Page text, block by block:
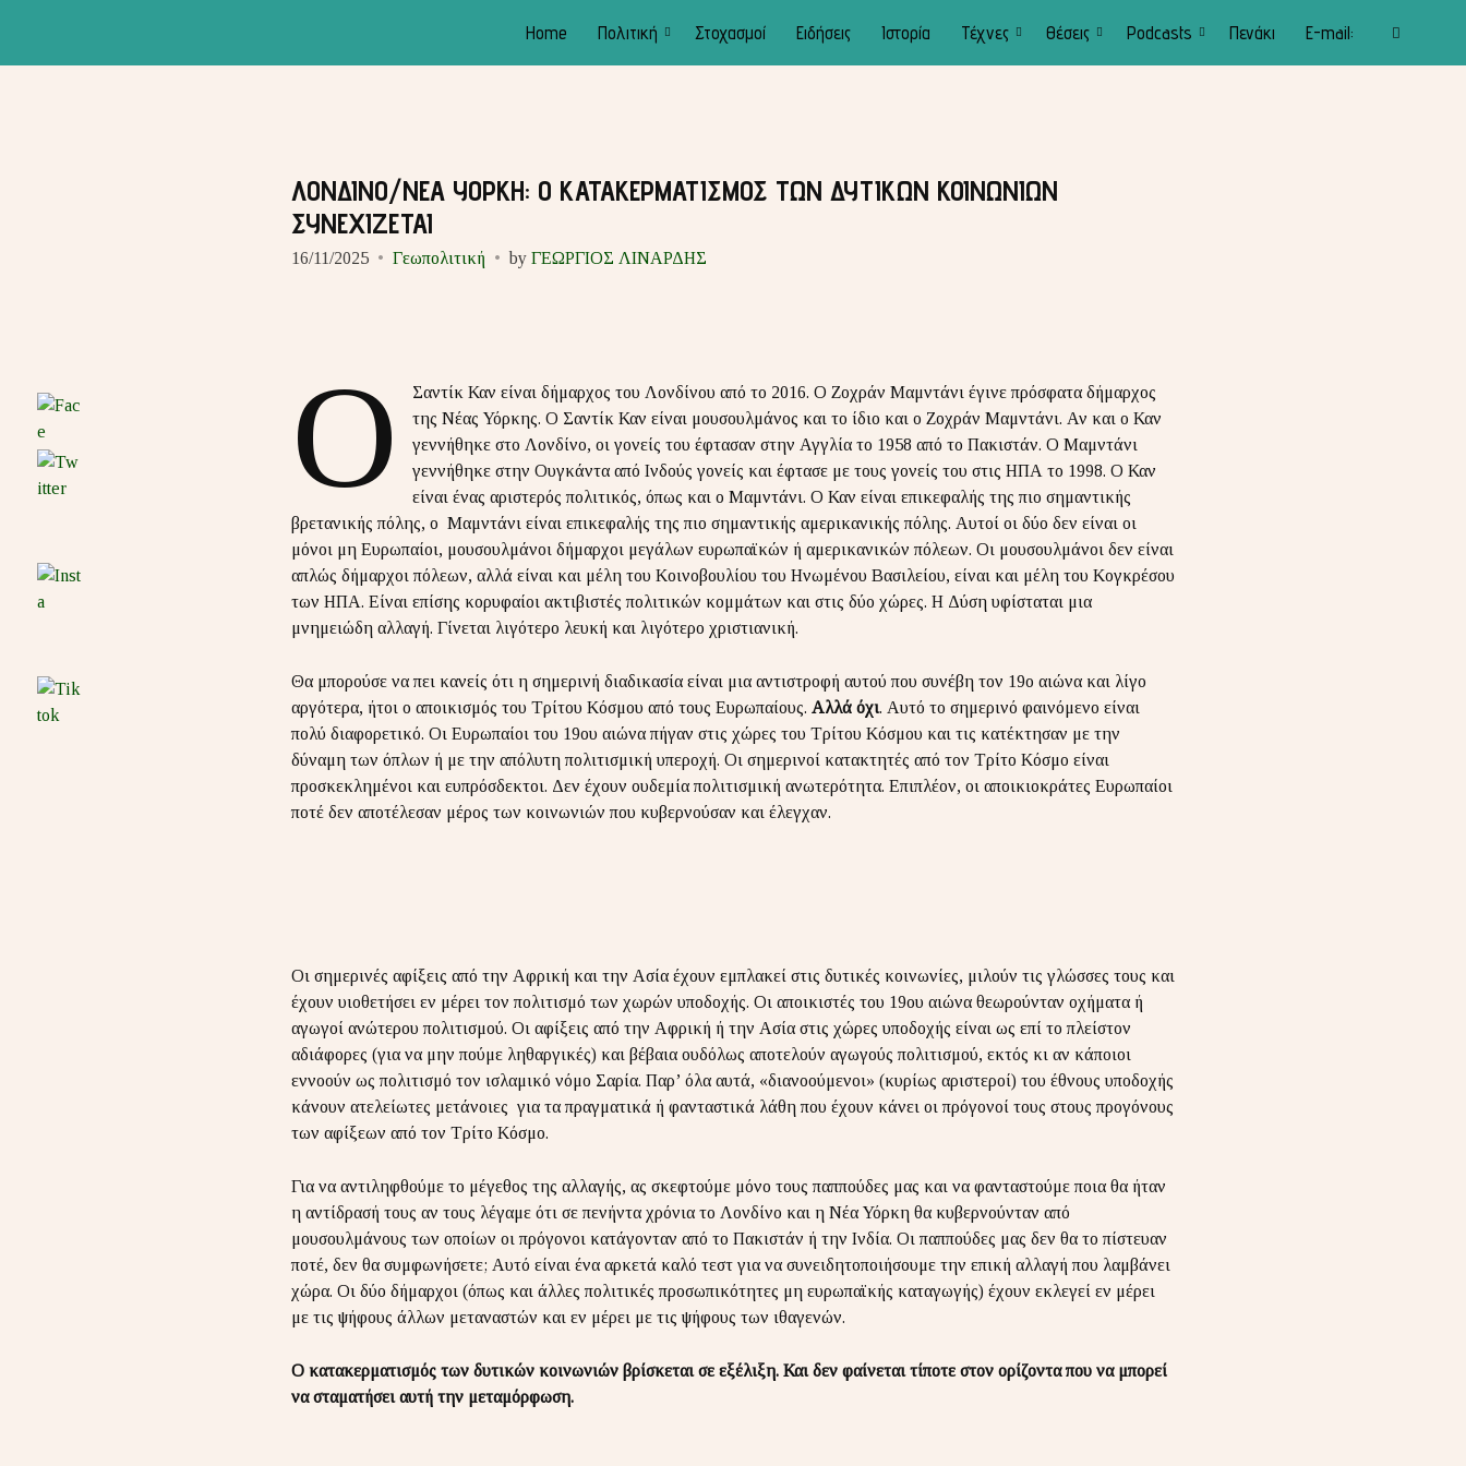
Home Πολιτική Στοχασμοί Ειδήσεις Ιστορία Τέχνες Θέσεις Podcasts Πενάκι E-mail:
p
ΛΟΝΔΙΝΟ/ΝΕΑ ΥΟΡΚΗ: Ο ΚΑΤΑΚΕΡΜΑΤΙΣΜΟΣ ΤΩΝ ΔΥΤΙΚΩΝ ΚΟΙΝΩΝΙΩΝ
ΣΥΝΕΧΙΖΕΤΑΙ
16/11/2025 Γεωπολιτική by ΓΕΩΡΓΙΟΣ ΛΙΝΑΡΔΗΣ
Ο
Σαντίκ Καν είναι δήμαρχος του Λονδίνου από το 2016. Ο Ζοχράν Μαμντάνι έγινε πρόσφατα δήμαρχος
της Νέας Υόρκης. Ο Σαντίκ Καν είναι μουσουλμάνος και το ίδιο και ο Ζοχράν Μαμντάνι. Αν και ο Καν
γεννήθηκε στο Λονδίνο, οι γονείς του έφτασαν στην Αγγλία το 1958 από το Πακιστάν. Ο Μαμντάνι
γεννήθηκε στην Ουγκάντα από Ινδούς γονείς και έφτασε με τους γονείς του στις ΗΠΑ το 1998. Ο Καν
είναι ένας αριστερός πολιτικός, όπως και ο Μαμντάνι. Ο Καν είναι επικεφαλής της πιο σημαντικής
βρετανικής πόλης, ο Μαμντάνι είναι επικεφαλής της πιο σημαντικής αμερικανικής πόλης. Αυτοί οι δύο δεν είναι οι
μόνοι μη Ευρωπαίοι, μουσουλμάνοι δήμαρχοι μεγάλων ευρωπαϊκών ή αμερικανικών πόλεων. Οι μουσουλμάνοι δεν είναι
απλώς δήμαρχοι πόλεων, αλλά είναι και μέλη του Κοινοβουλίου του Ηνωμένου Βασιλείου, είναι και μέλη του Κογκρέσου
των ΗΠΑ. Είναι επίσης κορυφαίοι ακτιβιστές πολιτικών κομμάτων και στις δύο χώρες. Η Δύση υφίσταται μια
μνημειώδη αλλαγή. Γίνεται λιγότερο λευκή και λιγότερο χριστιανική.
Θα μπορούσε να πει κανείς ότι η σημερινή διαδικασία είναι μια αντιστροφή αυτού που συνέβη τον 19ο αιώνα και λίγο
αργότερα, ήτοι ο αποικισμός του Τρίτου Κόσμου από τους Ευρωπαίους. Αλλά όχι. Αυτό το σημερινό φαινόμενο είναι
πολύ διαφορετικό. Οι Ευρωπαίοι του 19ου αιώνα πήγαν στις χώρες του Τρίτου Κόσμου και τις κατέκτησαν με την
δύναμη των όπλων ή με την απόλυτη πολιτισμική υπεροχή. Οι σημερινοί κατακτητές από τον Τρίτο Κόσμο είναι
προσκεκλημένοι και ευπρόσδεκτοι. Δεν έχουν ουδεμία πολιτισμική ανωτερότητα. Επιπλέον, οι αποικιοκράτες Ευρωπαίοι
ποτέ δεν αποτέλεσαν μέρος των κοινωνιών που κυβερνούσαν και έλεγχαν.
Οι σημερινές αφίξεις από την Αφρική και την Ασία έχουν εμπλακεί στις δυτικές κοινωνίες, μιλούν τις γλώσσες τους και
έχουν υιοθετήσει εν μέρει τον πολιτισμό των χωρών υποδοχής. Οι αποικιστές του 19ου αιώνα θεωρούνταν οχήματα ή
αγωγοί ανώτερου πολιτισμού. Οι αφίξεις από την Αφρική ή την Ασία στις χώρες υποδοχής είναι ως επί το πλείστον
αδιάφορες (για να μην πούμε ληθαργικές) και βέβαια ουδόλως αποτελούν αγωγούς πολιτισμού, εκτός κι αν κάποιοι
εννοούν ως πολιτισμό τον ισλαμικό νόμο Σαρία. Παρ’ όλα αυτά, «διανοούμενοι» (κυρίως αριστεροί) του έθνους υποδοχής
κάνουν ατελείωτες μετάνοιες για τα πραγματικά ή φανταστικά λάθη που έχουν κάνει οι πρόγονοί τους στους προγόνους
των αφίξεων από τον Τρίτο Κόσμο.
Για να αντιληφθούμε το μέγεθος της αλλαγής, ας σκεφτούμε μόνο τους παππούδες μας και να φανταστούμε ποια θα ήταν
η αντίδρασή τους αν τους λέγαμε ότι σε πενήντα χρόνια το Λονδίνο και η Νέα Υόρκη θα κυβερνούνταν από
μουσουλμάνους των οποίων οι πρόγονοι κατάγονταν από το Πακιστάν ή την Ινδία. Οι παππούδες μας δεν θα το πίστευαν
ποτέ, δεν θα συμφωνήσετε; Αυτό είναι ένα αρκετά καλό τεστ για να συνειδητοποιήσουμε την επική αλλαγή που λαμβάνει
χώρα. Οι δύο δήμαρχοι (όπως και άλλες πολιτικές προσωπικότητες μη ευρωπαϊκής καταγωγής) έχουν εκλεγεί εν μέρει
με τις ψήφους άλλων μεταναστών και εν μέρει με τις ψήφους των ιθαγενών.
Ο κατακερματισμός των δυτικών κοινωνιών βρίσκεται σε εξέλιξη. Και δεν φαίνεται τίποτε στον ορίζοντα που να μπορεί
να σταματήσει αυτή την μεταμόρφωση.